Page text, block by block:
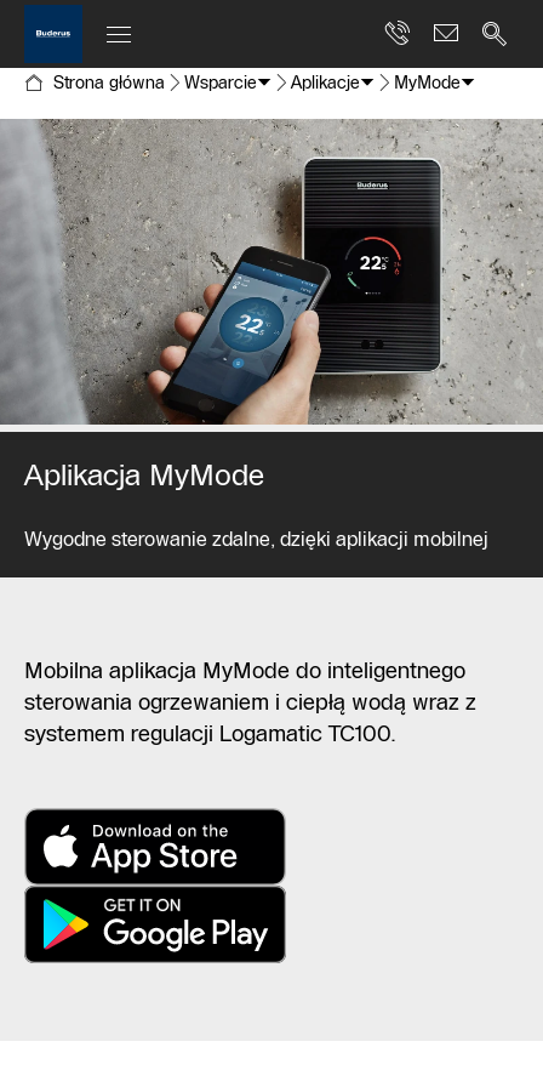
Strona główna Wsparcie Aplikacje MyMode
Aplikacja MyMode
Wygodne sterowanie zdalne, dzięki aplikacji mobilnej
Mobilna aplikacja MyMode do inteligentnego
sterowania ogrzewaniem i ciepłą wodą wraz z
systemem regulacji Logamatic TC100.